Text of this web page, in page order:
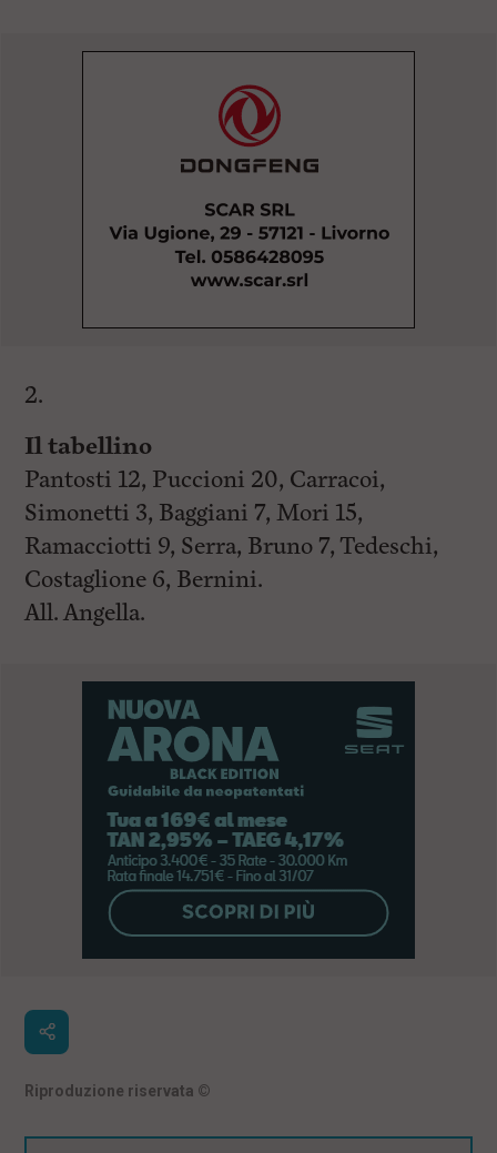
2.
Il tabellino
Pantosti 12, Puccioni 20, Carracoi,
Simonetti 3, Baggiani 7, Mori 15,
Ramacciotti 9, Serra, Bruno 7, Tedeschi,
Costaglione 6, Bernini.
All. Angella.
Riproduzione riservata ©